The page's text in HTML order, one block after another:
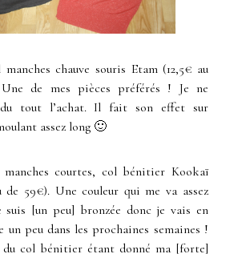
manches chauve souris Etam (12,5€ au
de mes pièces préférés ! Je ne
tout l’achat. Il fait son effet sur
assez long 🙂
manches courtes, col bénitier Kookaï
de 59€). Une couleur qui me va assez
suis [un peu] bronzée donc je vais en
peu dans les prochaines semaines !
du col bénitier étant donné ma [forte]